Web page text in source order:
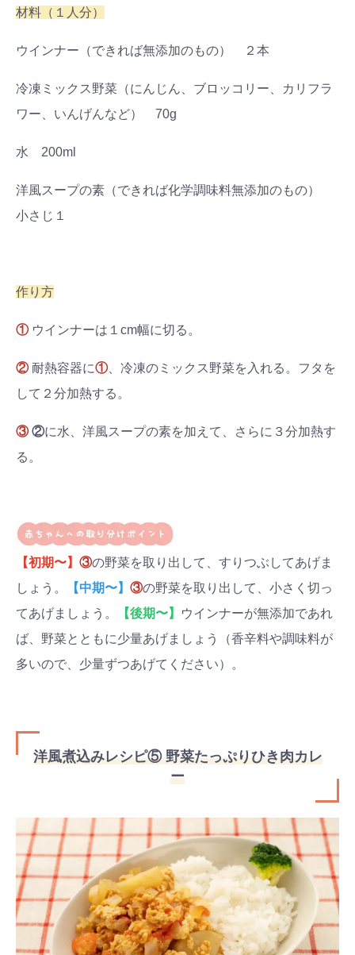
材料（１人分）
ウインナー（できれば無添加のもの） ２本
冷凍ミックス野菜（にんじん、ブロッコリー、カリフラ
ワー、いんげんなど） 70g
水 200ml
洋風スープの素（できれば化学調味料無添加のもの）
小さじ１
作り方
① ウインナーは１cm幅に切る。
②耐熱容器に①、冷凍のミックス野菜を入れる。フタを
して２分加熱する。
③ ②に水、洋風スープの素を加えて、さらに３分加熱す
る。
【初期〜】 ③の野菜を取り出して、すりつぶしてあげま
しょう。
【中期〜】 ③の野菜を取り出して、小さく切っ
てあげましょう。
【後期〜】
ウインナーが無添加であれ
ば、野菜とともに少量あげましょう（香辛料や調味料が
多いので、少量ずつあげてください）。
洋風煮込みレシピ⑤ 野菜たっぷりひき肉カレ
ー
#出産準備